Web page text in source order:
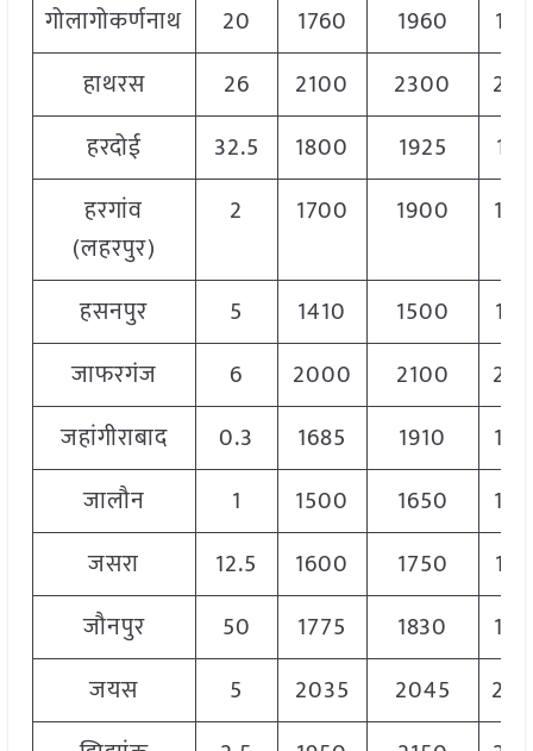
गोलागोकर्णनाथ
20 1760 1960
हाथरस
26 2100 2300
हरदोई
32.5 1800 1925
हरगांव
(लहरपुर)
2 1700 1900
हसनपुर 5 1410 1500
जाफरगंज
6 2000 2100
जहांगीराबाद
0.3 1685 1910
जालौन
1 1500 1650
जसरा
12.5 1600 1750
जौनपुर
50 1775 1830
जयस
5 2035 2045